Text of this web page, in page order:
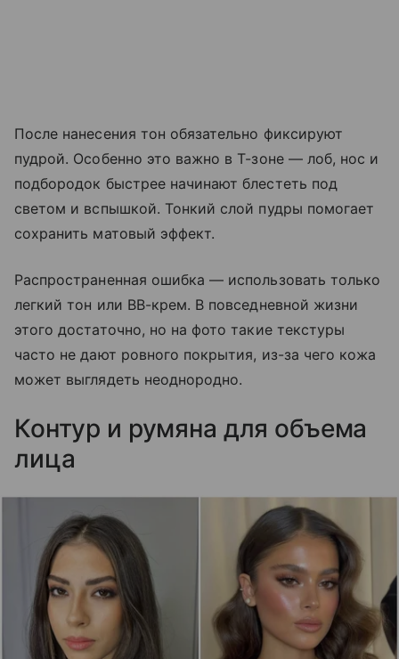
После нанесения тон обязательно фиксируют
пудрой. Особенно это важно в Т-зоне — лоб, нос и
подбородок быстрее начинают блестеть под
светом и вспышкой. Тонкий слой пудры помогает
сохранить матовый эффект.
Распространенная ошибка — использовать только
легкий тон или BB-крем. В повседневной жизни
этого достаточно, но на фото такие текстуры
часто не дают ровного покрытия, из-за чего кожа
может выглядеть неоднородно.
Контур и румяна для объема
лица